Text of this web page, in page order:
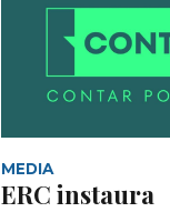
MEDIA
ERC instaura